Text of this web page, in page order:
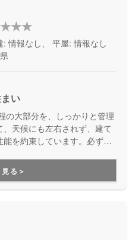
: 情報なし、 平屋: 情報なし
い
の大部分を、しっかりと管理
天候にも左右されず、建て
を約束しています。必ず、
短さも魅力の一つ。また、
えています。
る＞